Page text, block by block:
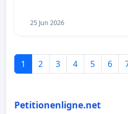
25 Jun 2026
1 2 3 4 5 6
Petitionenligne.net